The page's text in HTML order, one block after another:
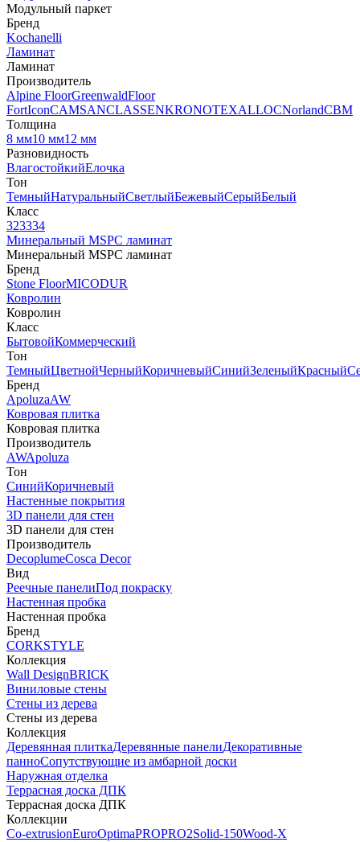
Модульный паркет
Бренд
Kochanelli
Ламинат
Ламинат
Производитель
Alpine FloorGreenwaldFloor
FortIconCAMSANCLASSENKRONOTEXALLOCNorlandCBM
Толщина
8 мм10 мм12 мм
Разновидность
ВлагостойкийЕлочка
Тон
ТемныйНатуральныйСветлыйБежевыйСерыйБелый
Класс
323334
Минеральный MSPC ламинат
Минеральный MSPC ламинат
Бренд
Stone FloorMICODUR
Ковролин
Ковролин
Класс
БытовойКоммерческий
Тон
ТемныйЦветнойЧерныйКоричневыйСинийЗеленыйКрасный
Бренд
ApoluzaAW
Ковровая плитка
Ковровая плитка
Производитель
AWApoluza
Тон
СинийКоричневый
Настенные покрытия
3D панели для стен
3D панели для стен
Производитель
DecoplumeCosca Decor
Вид
Реечные панелиПод покраску
Настенная пробка
Настенная пробка
Бренд
CORKSTYLE
Коллекция
Wall DesignBRICK
Виниловые стены
Стены из дерева
Стены из дерева
Коллекция
Деревянная плиткаДеревянные панелиДекоративные
панноСопутствующие из амбарной доски
Наружная отделка
Террасная доска ДПК
Террасная доска ДПК
Коллекции
Co-extrusionEuroOptimaPROPRO2Solid-150Wood-X